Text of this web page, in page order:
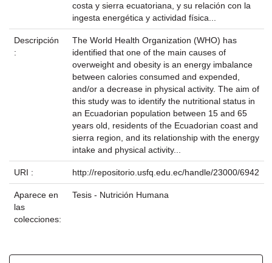
costa y sierra ecuatoriana, y su relación con la
ingesta energética y actividad física...
Descripción
:
The World Health Organization (WHO) has
identified that one of the main causes of
overweight and obesity is an energy imbalance
between calories consumed and expended,
and/or a decrease in physical activity. The aim of
this study was to identify the nutritional status in
an Ecuadorian population between 15 and 65
years old, residents of the Ecuadorian coast and
sierra region, and its relationship with the energy
intake and physical activity...
URI : http://repositorio.usfq.edu.ec/handle/23000/6942
Aparece en
las
colecciones:
Tesis - Nutrición Humana